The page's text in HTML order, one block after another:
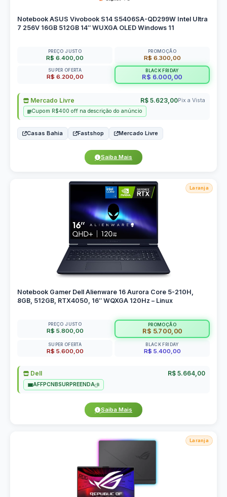
Notebook ASUS Vivobook S14 S5406SA-QD299W Intel Ultra
7 256V 16GB 512GB 14″ WUXGA OLED Windows 11
PREÇO JUSTO
R$ 6.400,00
PROMOÇÃO
R$ 6.300,00
SUPER OFERTA
R$ 6.200,00
BLACK FRIDAY
R$ 6.000,00
Mercado Livre R$ 5.623,00Pix a Vista
Cupom R$400 off na descrição do anúncio
Casas Bahia Fastshop Mercado Livre
Saiba Mais
Laranja
Notebook Gamer Dell Alienware 16 Aurora Core 5-210H,
8GB, 512GB, RTX4050, 16″ WQXGA 120Hz – Linux
PREÇO JUSTO
R$ 5.800,00
PROMOÇÃO
R$ 5.700,00
SUPER OFERTA
R$ 5.600,00
BLACK FRIDAY
R$ 5.400,00
Dell R$ 5.664,00
AFFPCNBSURPREENDA
Saiba Mais
Laranja